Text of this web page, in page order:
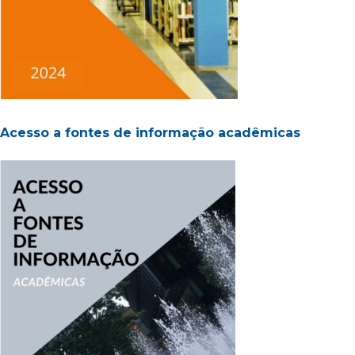
Acesso a fontes de informação acadêmicas